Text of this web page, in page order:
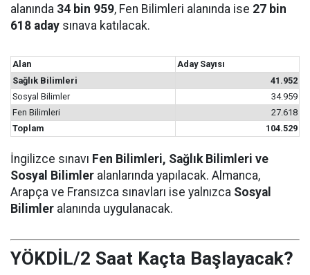
alanında 34 bin 959, Fen Bilimleri alanında ise 27 bin
618 aday sınava katılacak.
Alan
Aday Sayısı
Sağlık Bilimleri
41.952
Sosyal Bilimler
34.959
Fen Bilimleri
27.618
Toplam
104.529
İngilizce sınavı Fen Bilimleri, Sağlık Bilimleri ve
Sosyal Bilimler alanlarında yapılacak. Almanca,
Arapça ve Fransızca sınavları ise yalnızca Sosyal
Bilimler alanında uygulanacak.
YÖKDİL/2 Saat Kaçta Başlayacak?